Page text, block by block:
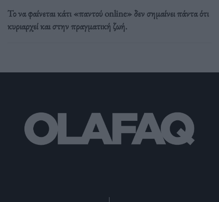
Το να φαίνεται κάτι «παντού online» δεν σημαίνει πάντα ότι
κυριαρχεί και στην πραγματική ζωή.